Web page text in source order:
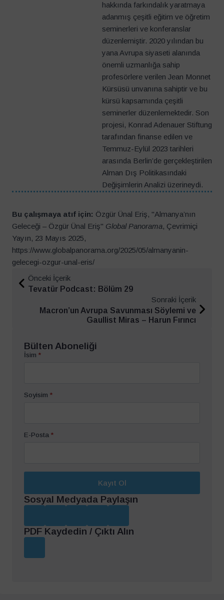
hakkında farkındalık yaratmaya
adanmış çeşitli eğitim ve öğretim
seminerleri ve konferanslar
düzenlemiştir. 2020 yılından bu
yana Avrupa siyaseti alanında
önemli uzmanlığa sahip
profesörlere verilen Jean Monnet
Kürsüsü unvanına sahiptir ve bu
kürsü kapsamında çeşitli
seminerler düzenlemektedir. Son
projesi, Konrad Adenauer Stiftung
tarafından finanse edilen ve
Temmuz-Eylül 2023 tarihleri
arasında Berlin’de gerçekleştirilen
Alman Dış Politikasındaki
Değişimlerin Analizi üzerineydi.
Bu çalışmaya atıf için: Özgür Ünal Eriş, "Almanya’nın
Geleceği – Özgür Ünal Eriş" Global Panorama, Çevrimiçi
Yayın, 23 Mayıs 2025,
https://www.globalpanorama.org/2025/05/almanyanin-
gelecegi-ozgur-unal-eris/
Önceki İçerik
Tevatür Podcast: Bölüm 29
Sonraki İçerik
Macron’un Avrupa Savunması Söylemi ve
Gaullist Miras – Harun Fırıncı
Bülten Aboneliği
İsim *
Soyisim *
E-Posta *
Kayıt Ol
Sosyal Medyada Paylaşın
PDF Kaydedin / Çıktı Alın